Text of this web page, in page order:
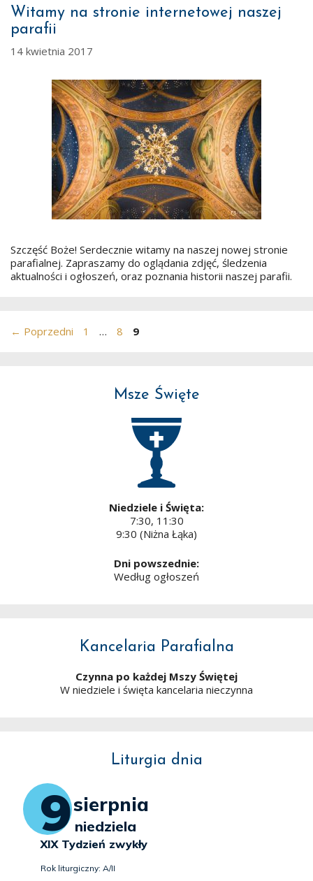
Witamy na stronie internetowej naszej
parafii
14 kwietnia 2017
Szczęść Boże! Serdecznie witamy na naszej nowej stronie
parafialnej. Zapraszamy do oglądania zdjęć, śledzenia
aktualności i ogłoszeń, oraz poznania historii naszej parafii.
← Poprzedni Strona
1 … Strona
8 Strona
9
Msze Święte
Niedziele i Święta:
7:30, 11:30
9:30 (Niżna Łąka)
Dni powszednie:
Według ogłoszeń
Kancelaria Parafialna
Czynna po każdej Mszy Świętej
W niedziele i święta kancelaria nieczynna
Liturgia dnia